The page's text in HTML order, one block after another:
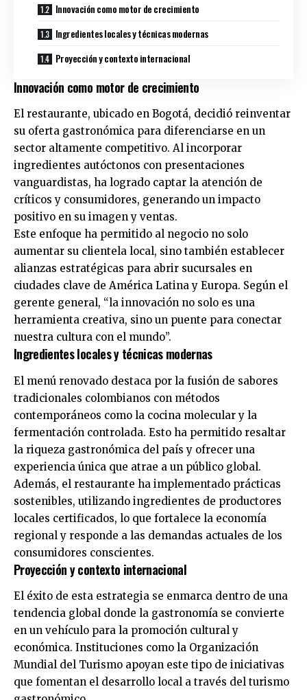
Innovación como motor de crecimiento
Ingredientes locales y técnicas modernas
Proyección y contexto internacional
Innovación como motor de crecimiento
El restaurante, ubicado en Bogotá, decidió reinventar
su oferta gastronómica para diferenciarse en un
sector altamente competitivo. Al incorporar
ingredientes autóctonos con presentaciones
vanguardistas, ha logrado captar la atención de
críticos y consumidores, generando un impacto
positivo en su imagen y ventas.
Este enfoque ha permitido al negocio no solo
aumentar su clientela local, sino también establecer
alianzas estratégicas para abrir sucursales en
ciudades clave de América Latina y Europa. Según el
gerente general, “la innovación no solo es una
herramienta creativa, sino un puente para conectar
nuestra cultura con el mundo”.
Ingredientes locales y técnicas modernas
El menú renovado destaca por la fusión de sabores
tradicionales colombianos con métodos
contemporáneos como la cocina molecular y la
fermentación controlada. Esto ha permitido resaltar
la riqueza gastronómica del país y ofrecer una
experiencia única que atrae a un público global.
Además, el restaurante ha implementado prácticas
sostenibles, utilizando ingredientes de productores
locales certificados, lo que fortalece la economía
regional y responde a las demandas actuales de los
consumidores conscientes.
Proyección y contexto internacional
El éxito de esta estrategia se enmarca dentro de una
tendencia global donde la gastronomía se convierte
en un vehículo para la promoción cultural y
económica. Instituciones como la Organización
Mundial del Turismo apoyan este tipo de iniciativas
que fomentan el desarrollo local a través del turismo